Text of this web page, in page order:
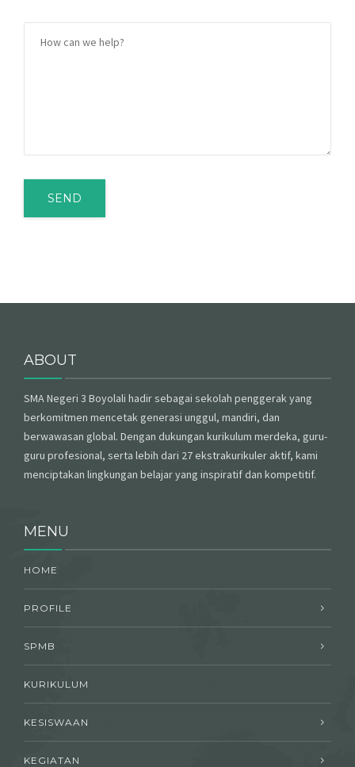
ABOUT
SMA Negeri 3 Boyolali hadir sebagai sekolah penggerak yang
berkomitmen mencetak generasi unggul, mandiri, dan
berwawasan global. Dengan dukungan kurikulum merdeka, guru-
guru profesional, serta lebih dari 27 ekstrakurikuler aktif, kami
menciptakan lingkungan belajar yang inspiratif dan kompetitif.
MENU
HOME
PROFILE
SPMB
KURIKULUM
KESISWAAN
KEGIATAN